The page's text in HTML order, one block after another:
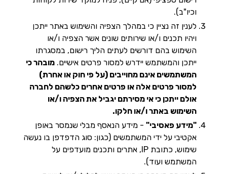
וכיו"ב).
לענין זה נציין כי במהלך הצפיה והשימוש באתר ייתכן
ויהיו תכנים ו/או שירותים שונים אשר הצפיה ו/או
השימוש בהם דורשים לעתים הליך רישום, במסגרתו
ייתכן והמשתמש יידרש למסור פרטים אישיים. מובהר כי
המשתמשים אינם מחוייבים (על פי חוק או אחרת)
למסור פרטים אלה או פרטים אחרים כלשהם לחברה
אולם ייתכן כי אי מסירתם יגביל את הצפיה ו/או
השימוש באתר ו/או חלקו.
"מידע פאסיבי" - מידע הנאסף מבלי שנמסר באופן
אקטיבי על ידי המשתמשים (כגון: סוג הדפדפן בו נעשה
שימוש, כתובת IP, אתרים ותכנים מועדפים על
המשתמש ועוד).